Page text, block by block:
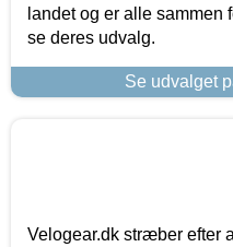
landet og er alle sammen
se deres udvalg.
Se udvalget
Velogear.dk stræber efter